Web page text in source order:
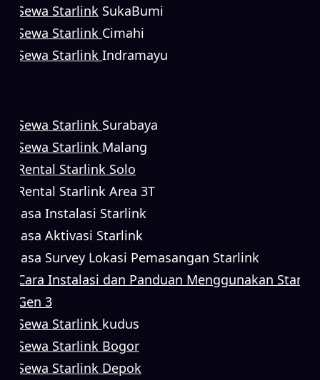
Sewa Starlink SukaBumi
Sewa Starlink Cimahi
Sewa Starlink Indramayu
Sewa Starlink Surabaya
Sewa Starlink Malang
Rental Starlink Solo
Rental Starlink Area 3T
Jasa Instalasi Starlink
Jasa Aktivasi Starlink
Jasa Survey Lokasi Pemasangan Starlink
Cara Instalasi dan Panduan Menggunakan
Gen 3
Sewa Starlink kudus
Sewa Starlink Bogor
Sewa Starlink Depok